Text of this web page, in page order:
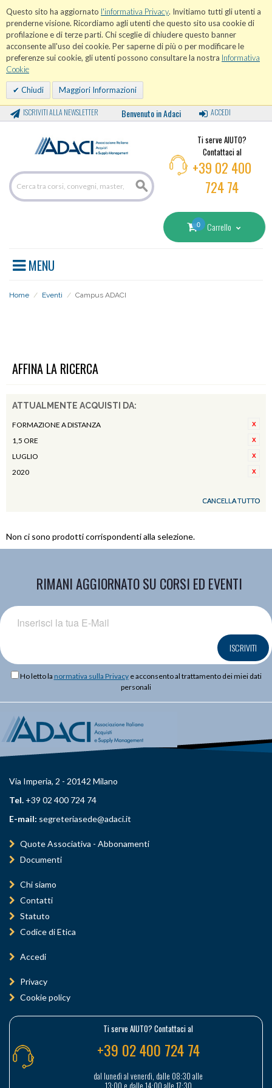
Questo sito ha aggiornato l'informativa Privacy. Invitiamo tutti gli utenti a
prenderne visione. Ricordiamo agli utenti che questo sito usa cookie di
profilazione e di terze parti. Chi sceglie di chiudere questo banner
acconsente all'uso dei cookie. Per saperne di più o per modificare le
preferenze sui cookie, gli utenti possono consultare la nostra Informativa
Cookie
Chiudi Maggiori Informazioni
ISCRIVITI ALLA NEWSLETTER Benvenuto in Adaci ACCEDI
Ti serve AIUTO?
Contattaci al
+39 02 400
724 74
0 Carrello
MENU
Home / Eventi / Campus ADACI
AFFINA LA RICERCA
ATTUALMENTE ACQUISTI DA:
FORMAZIONE A DISTANZA
1,5 ORE
LUGLIO
2020
CANCELLA TUTTO
Non ci sono prodotti corrispondenti alla selezione.
RIMANI AGGIORNATO SU CORSI ED EVENTI
ISCRIVITI
Ho letto la normativa sulla Privacye acconsento al trattamento dei miei dati
personali
Via Imperia, 2 - 20142 Milano
Tel. +39 02 400 724 74
E-mail: segreteriasede@adaci.it
Quote Associativa - Abbonamenti
Documenti
Chi siamo
Contatti
Statuto
Codice di Etica
Accedi
Privacy
Cookie policy
Ti serve AIUTO? Contattaci al
+39 02 400 724 74
dal lunedì al venerdì, dalle 08:30 alle
13:00 e dalle 14:00 alle 17:30